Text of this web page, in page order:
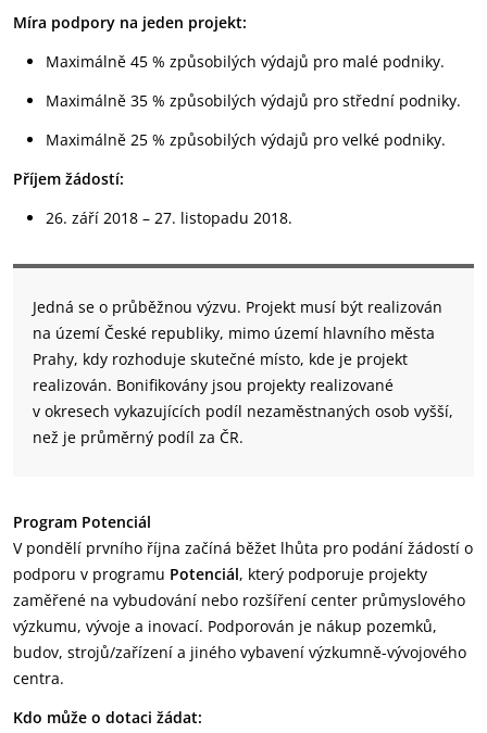
Míra podpory na jeden projekt:
Maximálně 45 % způsobilých výdajů pro malé podniky.
Maximálně 35 % způsobilých výdajů pro střední podniky.
Maximálně 25 % způsobilých výdajů pro velké podniky.
Příjem žádostí:
26. září 2018 – 27. listopadu 2018.
Jedná se o průběžnou výzvu. Projekt musí být realizován
na území České republiky, mimo území hlavního města
Prahy, kdy rozhoduje skutečné místo, kde je projekt
realizován. Bonifikovány jsou projekty realizované
v okresech vykazujících podíl nezaměstnaných osob vyšší,
než je průměrný podíl za ČR.
Program Potenciál
V pondělí prvního října začíná běžet lhůta pro podání žádostí o
podporu v programu Potenciál, který podporuje projekty
zaměřené na vybudování nebo rozšíření center průmyslového
výzkumu, vývoje a inovací. Podporován je nákup pozemků,
budov, strojů/zařízení a jiného vybavení výzkumně-vývojového
centra.
Kdo může o dotaci žádat: